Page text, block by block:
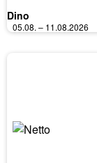
Dino
05.08. – 11.08.2026